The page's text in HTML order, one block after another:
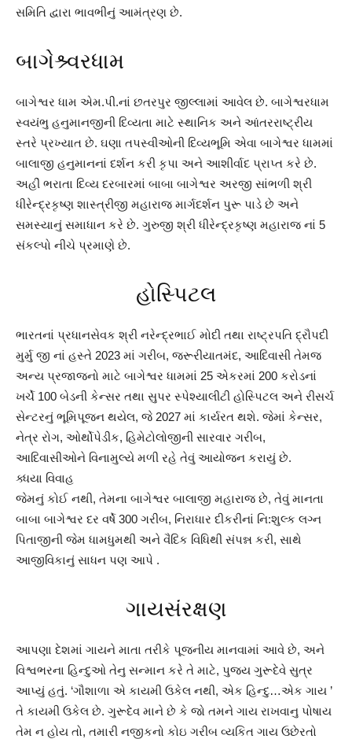
સમિતિ દ્વારા ભાવભીનું આમંત્રણ છે.
બાગેશ્ર્વરધામ
બાગેશ્વર ધામ એમ.પી.નાં છતરપુર જીલ્લામાં આવેલ છે. બાગેશ્વરધામ
સ્વયંભુ હનુમાનજીની દિવ્યતા માટે સ્થાનિક અને આંતરરાષ્ટ્રીય
સ્તરે પ્રખ્યાત છે. ઘણા તપસ્વીઓની દિવ્યભૂમિ એવા બાગેશ્વર ધામમાં
બાલાજી હનુમાનનાં દર્શન કરી કૃપા અને આશીર્વાદ પ્રાપ્ત કરે છે.
અહીં ભરાતા દિવ્ય દરબારમાં બાબા બાગેશ્વર અરજી સાંભળી શ્રી
ધીરેન્દ્રકૃષ્ણ શાસ્ત્રીજી મહારાજ માર્ગદર્શન પુરૂ પાડે છે અને
સમસ્યાનું સમાધાન કરે છે. ગુરુજી શ્રી ધીરેન્દ્રકૃષ્ણ મહારાજ નાં 5
સંકલ્પો નીચે પ્રમાણે છે.
હોસ્પિટલ
ભારતનાં પ્રધાનસેવક શ્રી નરેન્દ્રભાઈ મોદી તથા રાષ્ટ્રપતિ દ્રૌપદી
મુર્મુ જી નાં હસ્તે 2023 માં ગરીબ, જરૂરીયાતમંદ, આદિવાસી તેમજ
અન્ય પ્રજાજનો માટે બાગેશ્વર ધામમાં 25 એકરમાં 200 કરોડનાં
ખર્ચે 100 બેડની કેન્સર તથા સુપર સ્પેશ્યાલીટી હોસ્પિટલ અને રીસર્ચ
સેન્ટરનું ભૂમિપૂજન થયેલ, જે 2027 માં કાર્યરત થશે. જેમાં કેન્સર,
નેત્ર રોગ, ઓર્થોપેડીક, હિમેટોલોજીની સારવાર ગરીબ,
આદિવાસીઓને વિનામુલ્યે મળી રહે તેવું આયોજન કરાયું છે.
ક્ધયા વિવાહ
જેમનું કોઈ નથી, તેમના બાગેશ્વર બાલાજી મહારાજ છે, તેવું માનતા
બાબા બાગેશ્વર દર વર્ષે 300 ગરીબ, નિરાધાર દીકરીનાં નિ:શુલ્ક લગ્ન
પિતાજીની જેમ ધામધુમથી અને વૈદિક વિધિથી સંપન્ન કરી, સાથે
આજીવિકાનું સાધન પણ આપે .
ગાયસંરક્ષણ
આપણા દેશમાં ગાયને માતા તરીકે પૂજનીય માનવામાં આવે છે, અને
વિશ્વભરના હિન્દુઓ તેનુ સન્માન કરે તે માટે, પુજય ગુરૂદેવે સુત્ર
આપ્યું હતું. ‘ગૌશાળા એ કાયમી ઉકેલ નથી, એક હિન્દુ…એક ગાય ’
તે કાયમી ઉકેલ છે. ગુરૂદેવ માને છે કે જો તમને ગાય રાખવાનુ પોષાય
તેમ ન હોય તો, તમારી નજીકનો કોઇ ગરીબ વ્યકિત ગાય ઉછેરતો